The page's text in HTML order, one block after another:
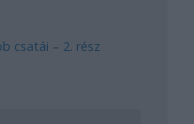
csatái – 2. rész